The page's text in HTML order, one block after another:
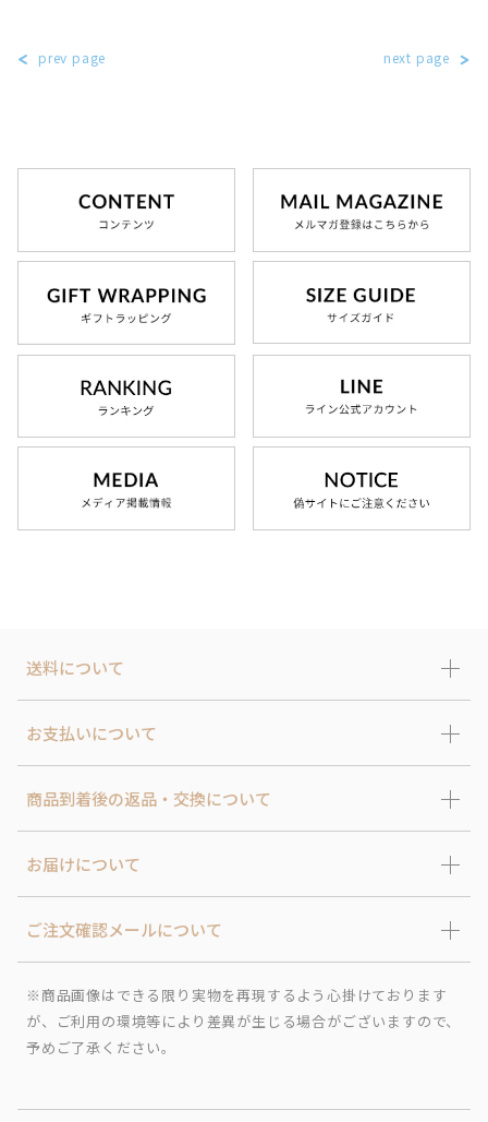
prev page next page
送料について
お支払いについて
商品到着後の返品・交換について
お届けについて
ご注文確認メールについて
※商品画像はできる限り実物を再現するよう心掛けております
が、ご利用の環境等により差異が生じる場合がございますので、
予めご了承ください。